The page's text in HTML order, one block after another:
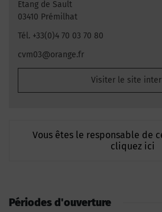
Etang de Sault
03410 Prémilhat
Tél. +33(0)4 70 03 70 80
cvm03@orange.fr
Visiter le site
Vous êtes le responsable de
cliquez ici
Périodes d'ouverture